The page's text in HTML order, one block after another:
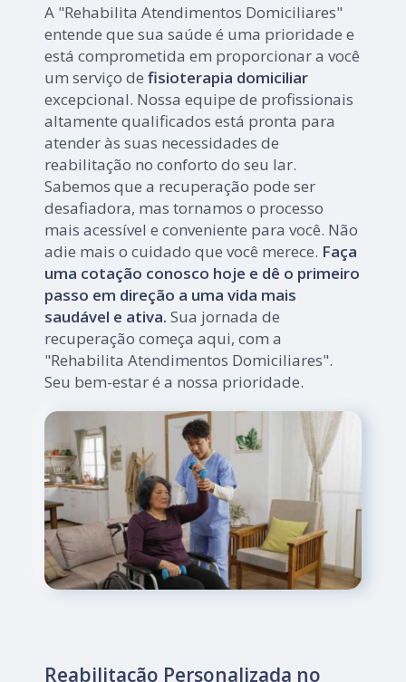
A "Rehabilita Atendimentos Domiciliares"
entende que sua saúde é uma prioridade e
está comprometida em proporcionar a você
um serviço defisioterapia domiciliar
excepcional. Nossa equipe de profissionais
altamente qualificados está pronta para
atender às suas necessidades de
reabilitação no conforto do seu lar.
Sabemos que a recuperação pode ser
desafiadora, mas tornamos o processo
mais acessível e conveniente para você. Não
adie mais o cuidado que você merece. Faça
uma cotação conosco hoje e dê o primeiro
passo em direção a uma vida mais
saudável e ativa. Sua jornada de
recuperação começa aqui, com a
"Rehabilita Atendimentos Domiciliares".
Seu bem-estar é a nossa prioridade.
Reabilitação Personalizada no